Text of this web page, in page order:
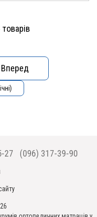
Вперед
27 (096) 317-39-90